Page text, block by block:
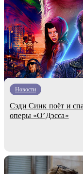
Новости
Сэди Синк поёт и
оперы «О’Дэсса»